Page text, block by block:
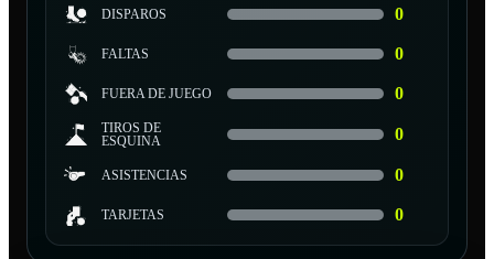
DISPAROS 0
FALTAS 0
FUERA DE JUEGO 0
TIROS DE
ESQUINA
0
ASISTENCIAS 0
TARJETAS 0